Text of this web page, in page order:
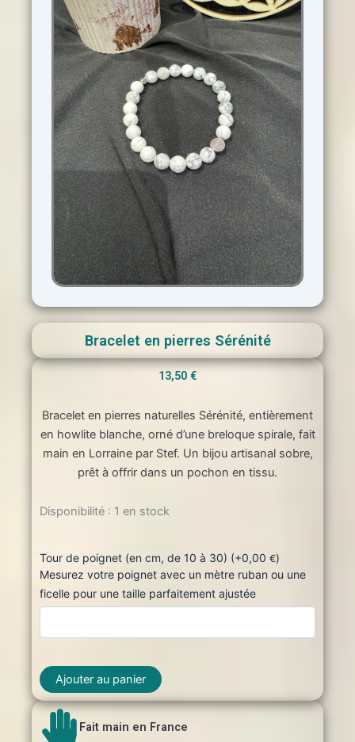
Bracelet en pierres Sérénité
13,50 €
Bracelet en pierres naturelles Sérénité, entièrement
en howlite blanche, orné d’une breloque spirale, fait
main en Lorraine par Stef. Un bijou artisanal sobre,
prêt à offrir dans un pochon en tissu.
Disponibilité : 1 en stock
Tour de poignet (en cm, de 10 à 30) (+0,00 €)
Mesurez votre poignet avec un mètre ruban ou une
ficelle pour une taille parfaitement ajustée
quantité
en
pierres
Sérénité
Ajouter au panier
Fait main en France